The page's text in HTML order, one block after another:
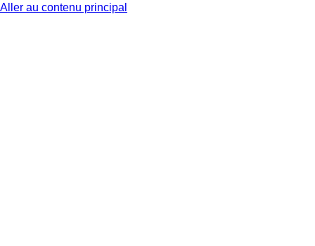
Aller au contenu principal